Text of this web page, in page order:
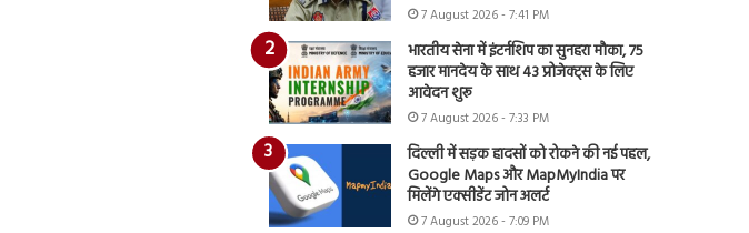
7 August 2026 - 7:41 PM
भारतीय सेना में इंटर्नशिप का सुनहरा मौका, 75
हजार मानदेय के साथ 43 प्रोजेक्ट्स के लिए
आवेदन शुरू
7 August 2026 - 7:33 PM
दिल्ली में सड़क हादसों को रोकने की नई पहल,
Google Maps और MapMyIndia पर
मिलेंगे एक्सीडेंट जोन अलर्ट
7 August 2026 - 7:09 PM